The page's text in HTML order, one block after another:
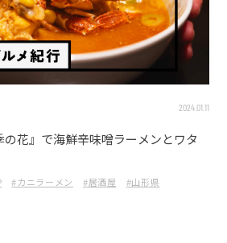
2024.01.11
花』で海鮮辛味噌ラーメンとワタ
#カニラーメン #居酒屋 #山形県